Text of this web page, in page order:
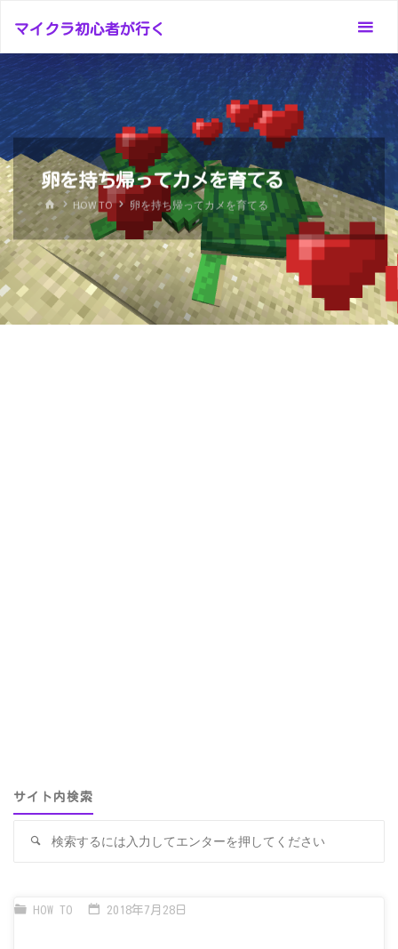
テ
ン
ツ
へ
ス
キ
ッ
プ
マイクラ初心者が行く
卵を持ち帰ってカメを育てる
ホ
ー
ム
HOW TO 卵を持ち帰ってカメを育てる
サイト内検索
検
HOW TO 2018年7月28日